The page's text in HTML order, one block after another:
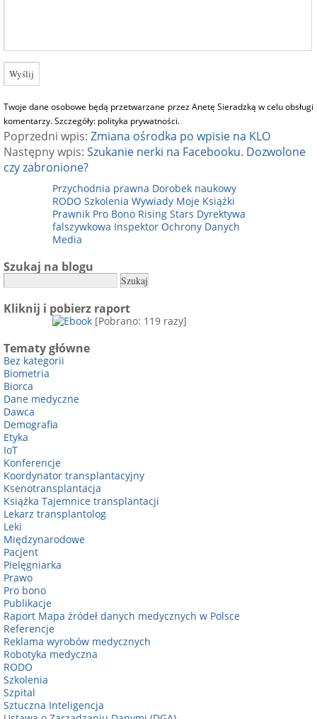
Twoje dane osobowe będą przetwarzane przez Anetę Sieradzką w celu obsługi
komentarzy. Szczegóły: polityka prywatności.
Poprzedni wpis: Zmiana ośrodka po wpisie na KLO
Następny wpis: Szukanie nerki na Facebooku. Dozwolone
czy zabronione?
Przychodnia prawna Dorobek naukowy
RODO Szkolenia Wywiady Moje Książki
Prawnik Pro Bono Rising Stars Dyrektywa
falszywkowa Inspektor Ochrony Danych
Media
Szukaj na blogu
Kliknij i pobierz raport
[Pobrano: 119 razy]
Tematy główne
Bez kategorii
Biometria
Biorca
Dane medyczne
Dawca
Demografia
Etyka
IoT
Konferencje
Koordynator transplantacyjny
Ksenotransplantacja
Książka Tajemnice transplantacji
Lekarz transplantolog
Leki
Międzynarodowe
Pacjent
Pielęgniarka
Prawo
Pro bono
Publikacje
Raport Mapa źródeł danych medycznych w Polsce
Referencje
Reklama wyrobów medycznych
Robotyka medyczna
RODO
Szkolenia
Szpital
Sztuczna Inteligencja